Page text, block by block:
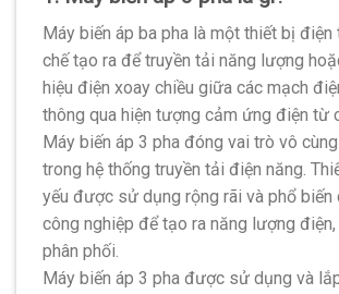
Máy biến áp ba pha là một thiết bị
chế tạo ra để truyền tải năng lượng
hiệu điện xoay chiều giữa các mạch
thông qua hiện tượng cảm ứng điện từ
Máy biến áp 3 pha đóng vai trò vô
trong hệ thống truyền tải điện năng.
yếu được sử dụng rộng rãi và phổ biến
công nghiệp để tạo ra năng lượng
phân phối.
Máy biến áp 3 pha được sử dụng và